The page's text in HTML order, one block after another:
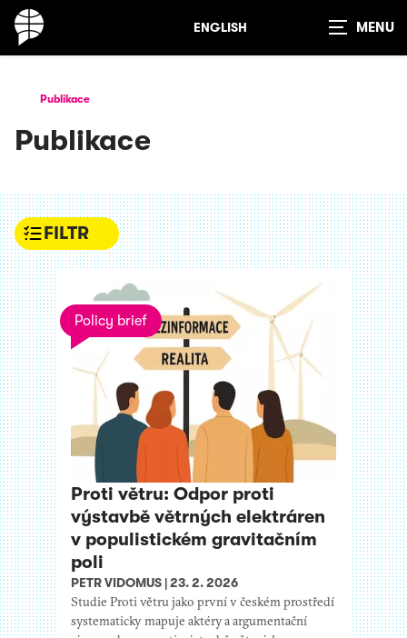
ENGLISH
Zobrazit
Publikace
Publikace
FILTR
Policy brief
Proti větru: Odpor proti
výstavbě větrných elektráren
v populistickém gravitačním
poli
PETR VIDOMUS |23. 2. 2026
Studie Proti větru jako první v českém prostředí
systematicky mapuje aktéry a argumentační